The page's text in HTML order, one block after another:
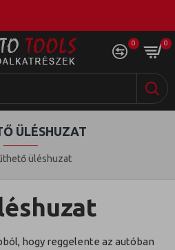
0 0
üléshuzat
ÜLÉSHUZAT
hogy reggelente az autóban